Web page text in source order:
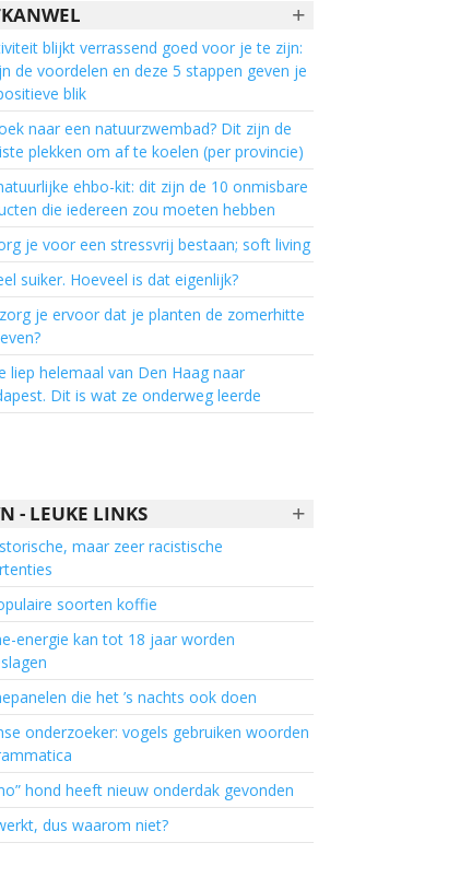
+
blijkt verrassend goed voor je te zijn:
de voordelen en deze 5 stappen geven je
blik
naar een natuurzwembad? Dit zijn de
plekken om af te koelen (per provincie)
ehbo-kit: dit zijn de 10 onmisbare
die iedereen zou moeten hebben
je voor een stressvrij bestaan; soft living
suiker. Hoeveel is dat eigenlijk?
je ervoor dat je planten de zomerhitte
liep helemaal van Den Haag naar
Dit is wat ze onderweg leerde
+
- LEUKE LINKS
maar zeer racistische
soorten koffie
energie kan tot 18 jaar worden
die het ’s nachts ook doen
onderzoeker: vogels gebruiken woorden
hond heeft nieuw onderdak gevonden
dus waarom niet?